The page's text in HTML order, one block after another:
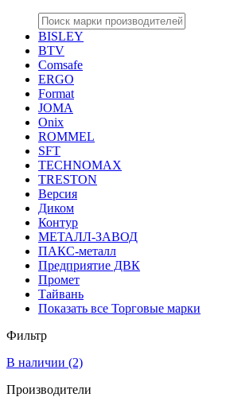
BISLEY
BTV
Comsafe
ERGO
Format
JOMA
Onix
ROMMEL
SFT
TECHNOMAX
TRESTON
Версия
Диком
Контур
МЕТАЛЛ-ЗАВОД
ПАКС-металл
Предприятие ДВК
Промет
Тайвань
Показать все Торговые марки
Фильтр
В наличии (2)
Производители